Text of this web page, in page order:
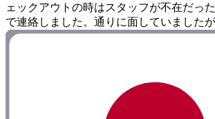
ェックアウトの時はスタッフが不在だっ
で連絡しました。通りに面していました